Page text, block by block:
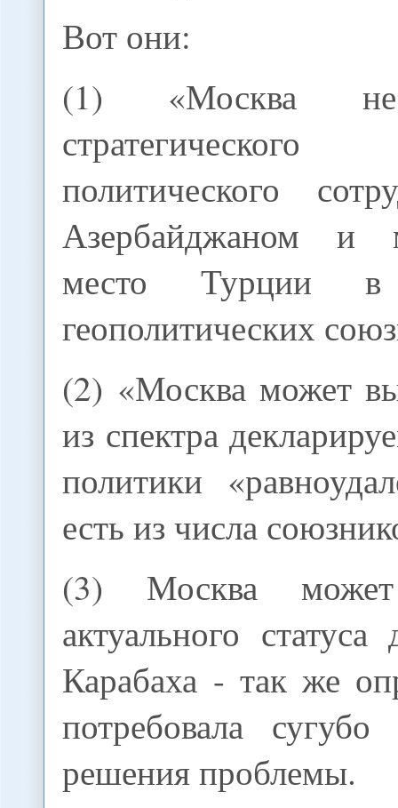
Вот они:
(1) «Москва не
политического
Азербайджаном и
место Турции
геополитических
(2) «Москва может
из спектра
политики
есть из числа
(3) Москва может
актуального
Карабаха - так же
потребовала сугубо
решения проблемы.